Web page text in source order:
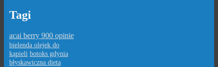
Tagi
acai berry 900 opinie
bielenda olejek do
kąpieli botoks gdynia
błyskawiczna dieta